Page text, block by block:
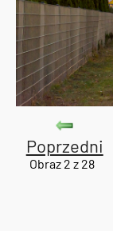
Poprzedni
Obraz 2 z 28